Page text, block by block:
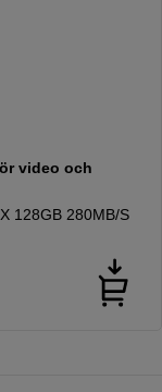
video och
128GB 280MB/S